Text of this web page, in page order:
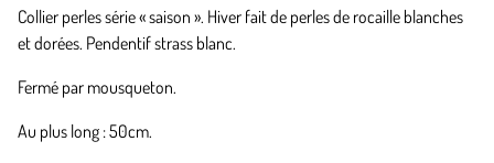
Collier perles série « saison ». Hiver fait de perles de rocaille blanches
et dorées. Pendentif strass blanc.
Fermé par mousqueton.
Au plus long : 50cm.